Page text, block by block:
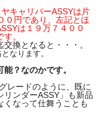
ヤキャリパーASSYは片
０円であり、左記とほ
は１９万７４００
。
換となると・・・。
なります。
？なのかです。
レードのように、既に
リンダーASSY」も新品
くなって仕舞うことも